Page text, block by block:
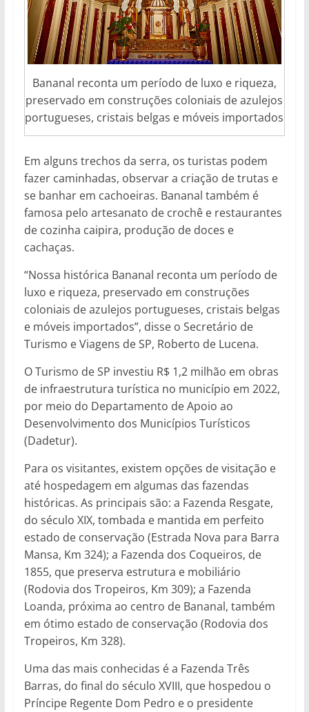
Bananal reconta um período de luxo e riqueza,
preservado em construções coloniais de azulejos
portugueses, cristais belgas e móveis importados
Em alguns trechos da serra, os turistas podem
fazer caminhadas, observar a criação de trutas e
se banhar em cachoeiras. Bananal também é
famosa pelo artesanato de crochê e restaurantes
de cozinha caipira, produção de doces e
cachaças.
“Nossa histórica Bananal reconta um período de
luxo e riqueza, preservado em construções
coloniais de azulejos portugueses, cristais belgas
e móveis importados”, disse o Secretário de
Turismo e Viagens de SP, Roberto de Lucena.
O Turismo de SP investiu R$ 1,2 milhão em obras
de infraestrutura turística no município em 2022,
por meio do Departamento de Apoio ao
Desenvolvimento dos Municípios Turísticos
(Dadetur).
Para os visitantes, existem opções de visitação e
até hospedagem em algumas das fazendas
históricas. As principais são: a Fazenda Resgate,
do século XIX, tombada e mantida em perfeito
estado de conservação (Estrada Nova para Barra
Mansa, Km 324); a Fazenda dos Coqueiros, de
1855, que preserva estrutura e mobiliário
(Rodovia dos Tropeiros, Km 309); a Fazenda
Loanda, próxima ao centro de Bananal, também
em ótimo estado de conservação (Rodovia dos
Tropeiros, Km 328).
Uma das mais conhecidas é a Fazenda Três
Barras, do final do século XVIII, que hospedou o
Príncipe Regente Dom Pedro e o presidente